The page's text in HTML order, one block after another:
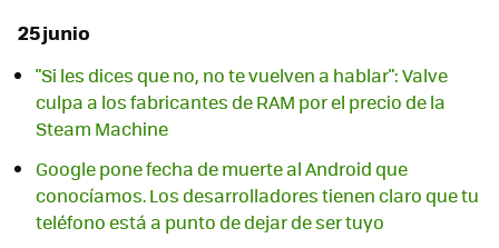
25 junio
"Si les dices que no, no te vuelven a hablar": Valve
culpa a los fabricantes de RAM por el precio de la
Steam Machine
Google pone fecha de muerte al Android que
conocíamos. Los desarrolladores tienen claro que tu
teléfono está a punto de dejar de ser tuyo